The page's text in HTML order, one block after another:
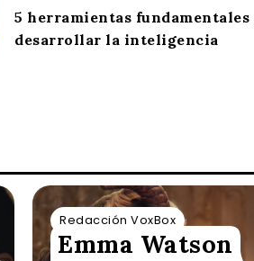
5 herramientas fundamentales
desarrollar la inteligencia
Redacción VoxBox
Emma Watson